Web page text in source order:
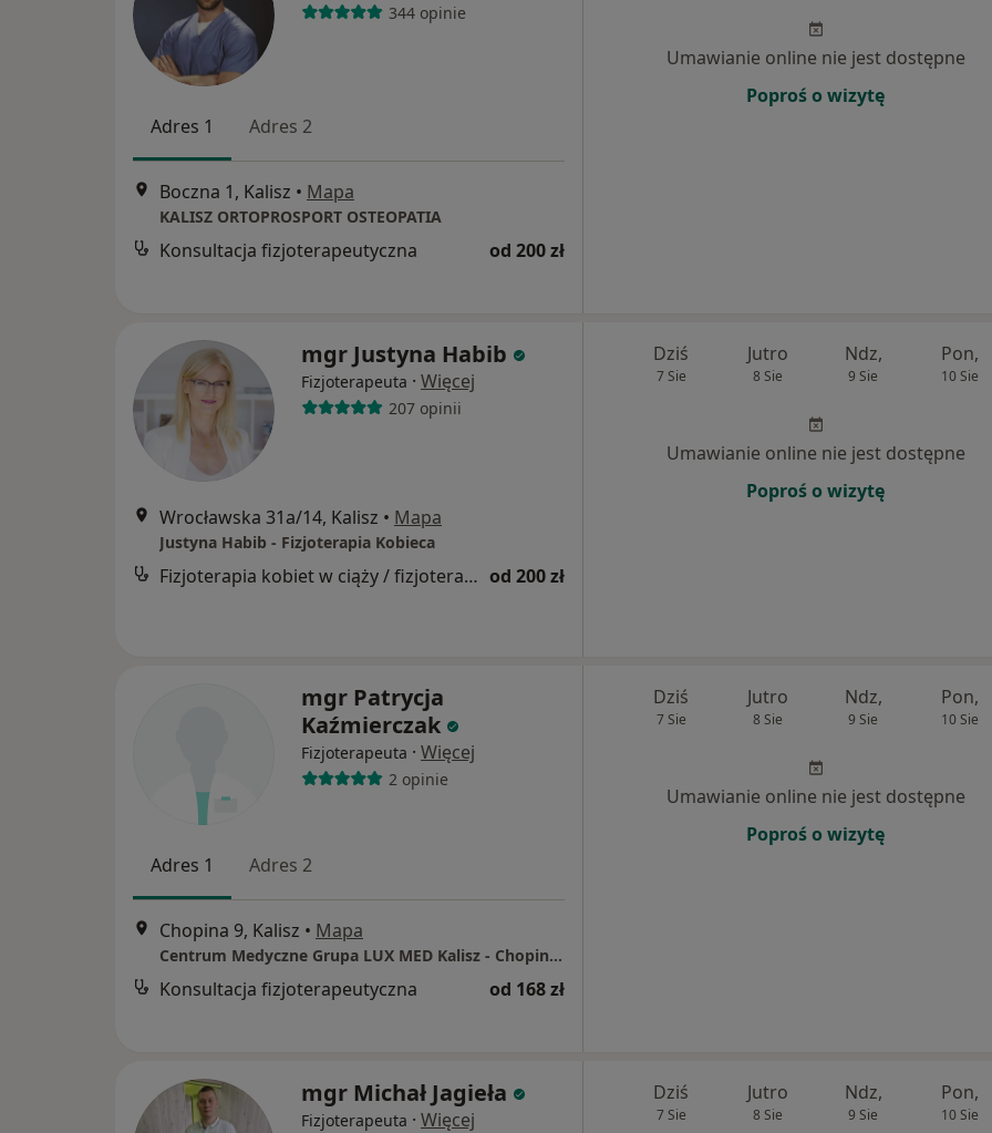
344 opinie
Adres 1 Adres 2
Boczna 1, Kalisz • Mapa
KALISZ ORTOPROSPORT OSTEOPATIA
Konsultacja fizjoterapeutyczna od 200 zł
Umawianie online nie jest dostępne
Poproś o wizytę
mgr Justyna Habib
Fizjoterapeuta · Więcej
207 opinii
Wrocławska 31a/14, Kalisz • Mapa
Justyna Habib - Fizjoterapia Kobieca
Fizjoterapia kobiet w ciąży / fizjoterapia okołoporodowa od 200 zł
Dziś
7 Sie
Jutro
8 Sie
Ndz,
9 Sie
Pon,
10 Sie
Umawianie online nie jest dostępne
Poproś o wizytę
mgr Patrycja
Kaźmierczak
Fizjoterapeuta · Więcej
2 opinie
Adres 1 Adres 2
Chopina 9, Kalisz • Mapa
Centrum Medyczne Grupa LUX MED Kalisz - Chopina 9
Konsultacja fizjoterapeutyczna od 168 zł
Dziś
7 Sie
Jutro
8 Sie
Ndz,
9 Sie
Pon,
10 Sie
Umawianie online nie jest dostępne
Poproś o wizytę
mgr Michał Jagieła
Fizjoterapeuta · Więcej
Dziś
7 Sie
Jutro
8 Sie
Ndz,
9 Sie
Pon,
10 Sie